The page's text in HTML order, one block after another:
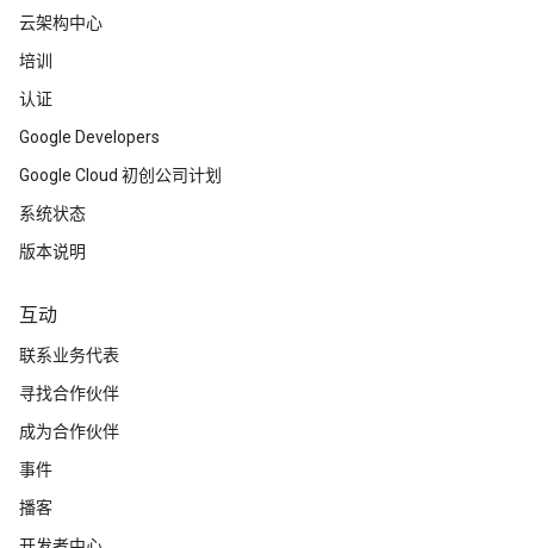
云架构中心
培训
认证
Google Developers
Google Cloud 初创公司计划
系统状态
版本说明
互动
联系业务代表
寻找合作伙伴
成为合作伙伴
事件
播客